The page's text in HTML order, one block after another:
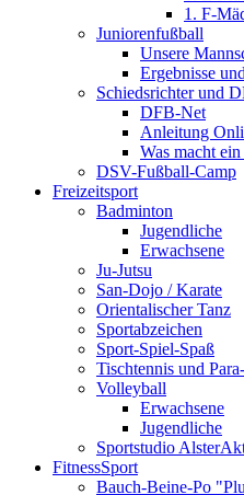
1. F-
Juniorenfußball
Unsere
Ergebnisse
Schiedsrichter und
DFB-Net
Anleitung
Was macht
DSV-Fußball-Camp
Freizeitsport
Badminton
Jugendliche
Erwachsene
Ju-Jutsu
San-Dojo / Karate
Orientalischer Tanz
Sportabzeichen
Sport-Spiel-Spaß
Tischtennis und
Volleyball
Erwachsene
Jugendliche
Sportstudio
FitnessSport
Bauch-Beine-Po